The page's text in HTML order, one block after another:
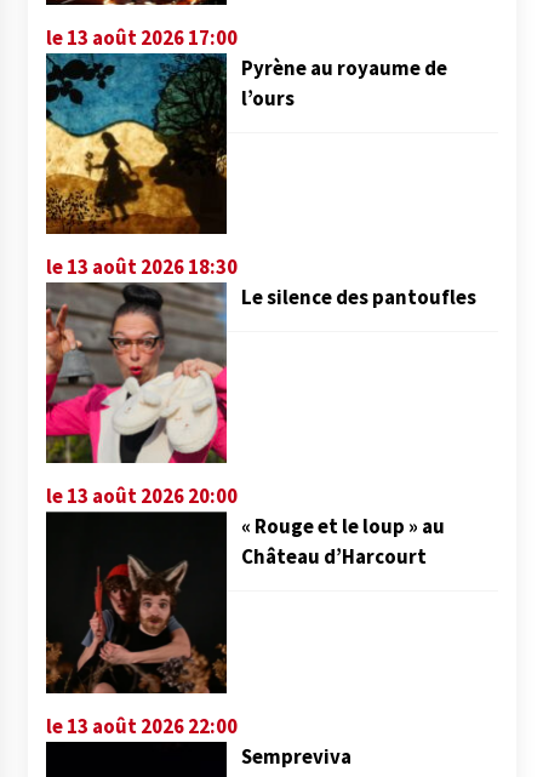
le 13 août 2026 17:00
Pyrène au royaume de
l’ours
le 13 août 2026 18:30
Le silence des pantoufles
le 13 août 2026 20:00
« Rouge et le loup » au
Château d’Harcourt
le 13 août 2026 22:00
Sempreviva